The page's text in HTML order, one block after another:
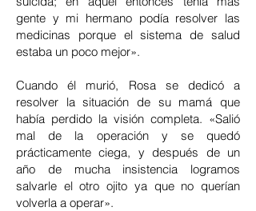
gente y mi hermano podía resolver las
medicinas porque el sistema de salud
estaba un poco mejor».
Cuando él murió, Rosa se dedicó a
resolver la situación de su mamá que
había perdido la visión completa. «Salió
mal de la operación y se quedó
prácticamente ciega, y después de un
año de mucha insistencia logramos
salvarle el otro ojito ya que no querían
volverla a operar».